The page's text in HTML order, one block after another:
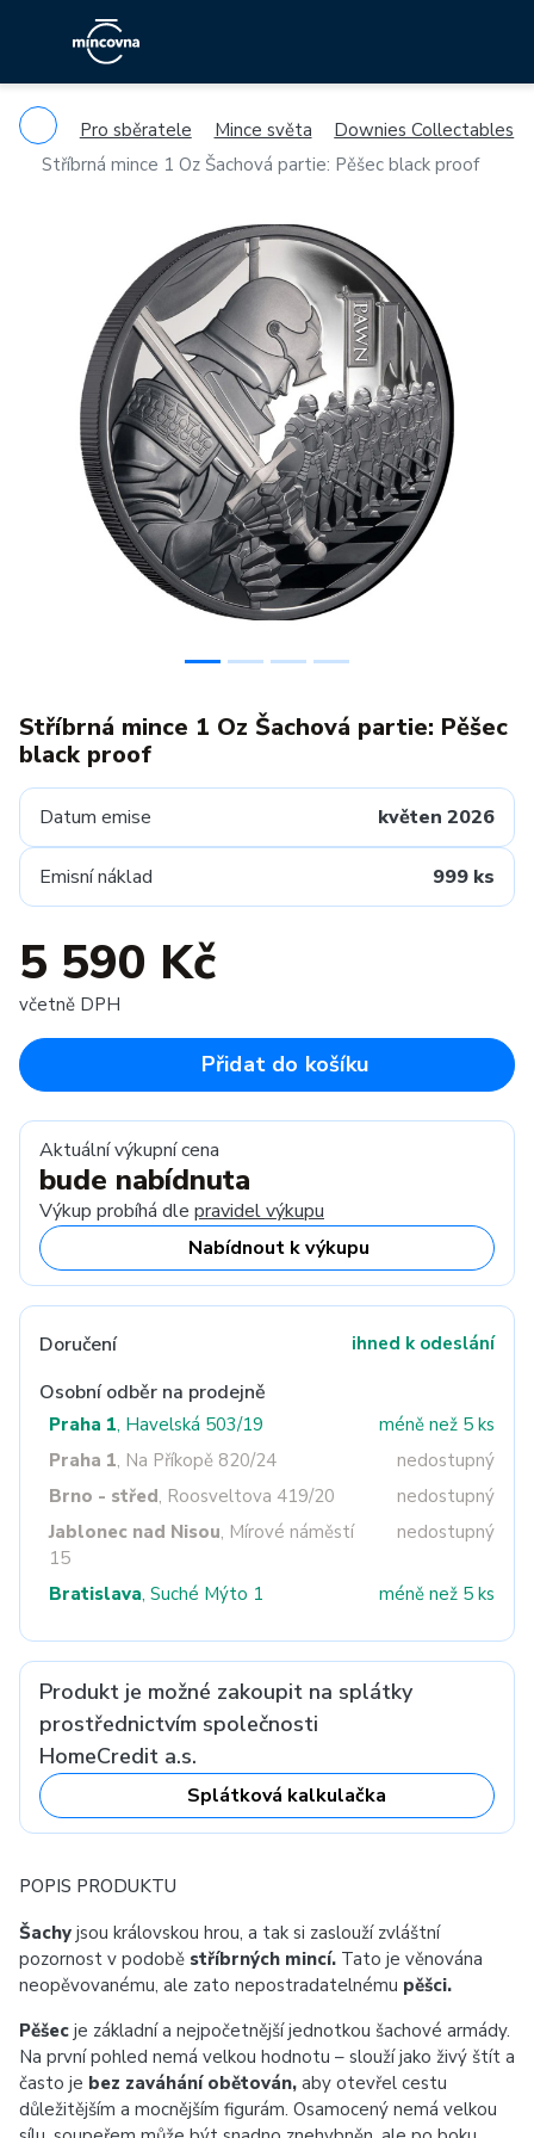
Pro sběratele Mince světa
Downies Collectables
Stříbrná mince 1 Oz Šachová partie: Pěšec black proof
Previous
Stříbrná mince 1 Oz Šachová partie: Pěšec
black proof
Datum emise květen 2026
Emisní náklad 999 ks
5 590 Kč
včetně DPH
Přidat do košíku
Aktuální výkupní cena
bude nabídnuta
Výkup probíhá dle pravidel výkupu
Nabídnout k výkupu
Doručení ihned k odeslání
Osobní odběr na prodejně
Praha 1, Havelská 503/19
méně než 5 ks
Praha 1, Na Příkopě 820/24
nedostupný
Brno - střed, Roosveltova 419/20
nedostupný
Jablonec nad Nisou, Mírové náměstí
15
nedostupný
Bratislava, Suché Mýto 1 méně než 5 ks
Produkt je možné zakoupit na splátky
prostřednictvím společnosti
HomeCredit a.s.
Splátková kalkulačka
POPIS PRODUKTU
Šachy jsou královskou hrou, a tak si zaslouží zvláštní
pozornost v podobě stříbrných mincí. Tato je věnována
neopěvovanému, ale zato nepostradatelnému pěšci.
Pěšec je základní a nejpočetnější jednotkou šachové armády.
Na první pohled nemá velkou hodnotu – slouží jako živý štít a
často je bez zaváhání obětován, aby otevřel cestu
důležitějším a mocnějším figurám. Osamocený nemá velkou